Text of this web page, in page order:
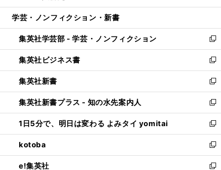
開
ウ
開
く
ン
ウ
で
開
く
ウ
ン
ド
ウ
で
開
く
し
ウ
ィ
ン
ド
ウ
で
開
く
学芸・ノンフィクション・新書
集英社学芸部 - 学芸・ノンフィクション
新
し
い
ウ
ィ
ン
ド
ウ
で
開
く
集英社ビジネス書
新
し
い
ウ
ィ
ン
ド
ウ
で
開
く
集英社新書
新
し
い
ウ
ィ
ン
ド
ウ
で
集英社新書プラス - 知の水先案内人
新
し
い
ウ
ィ
ン
ド
1日5分で、明日は変わる よみタイ yomitai
新
し
い
ウ
ィ
kotoba
新
し
い
e!集英社
新